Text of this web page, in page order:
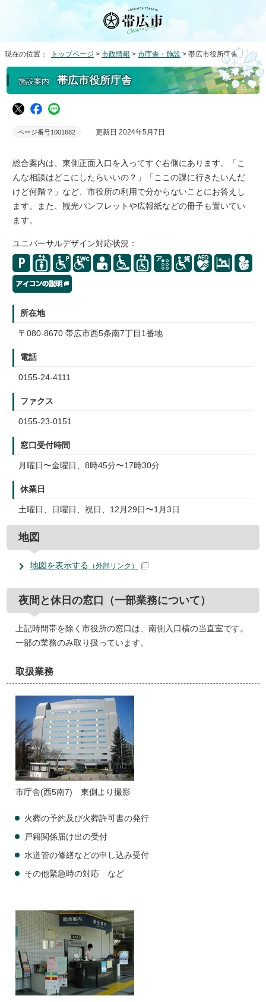
現在の位置： トップページ > 市政情報 > 市庁舎・施設 > 帯広市役所庁舎
施設案内帯広市役所庁舎
ページ番号1001682 更新日 2024年5月7日
総合案内は、東側正面入口を入ってすぐ右側にあります。「こ
んな相談はどこにしたらいいの？」「ここの課に行きたいんだ
けど何階？」など、市役所の利用で分からないことにお答えし
ます。また、観光パンフレットや広報紙などの冊子も置いてい
ます。
ユニバーサルデザイン対応状況：
所在地
〒080-8670 帯広市西5条南7丁目1番地
電話
0155-24-4111
ファクス
0155-23-0151
窓口受付時間
月曜日〜金曜日、8時45分〜17時30分
休業日
土曜日、日曜日、祝日、12月29日〜1月3日
地図
地図を表示する （外部リンク）
夜間と休日の窓口（一部業務について）
上記時間帯を除く市役所の窓口は、南側入口横の当直室です。
一部の業務のみ取り扱っています。
取扱業務
市庁舎(西5南7) 東側より撮影
火葬の予約及び火葬許可書の発行
戸籍関係届け出の受付
水道管の修繕などの申し込み受付
その他緊急時の対応 など